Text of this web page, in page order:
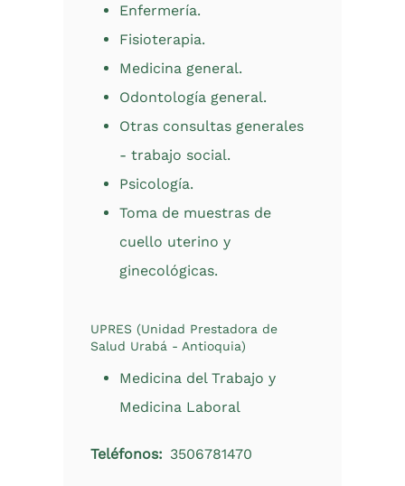
Enfermería.
Fisioterapia.
Medicina general.
Odontología general.
Otras consultas generales
- trabajo social.
Psicología.
Toma de muestras de
cuello uterino y
ginecológicas.
UPRES (Unidad Prestadora de
Salud Urabá - Antioquia)
Medicina del Trabajo y
Medicina Laboral
Teléfonos 3506781470